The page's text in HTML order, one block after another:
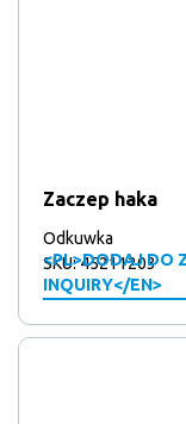
Zaczep haka
Odkuwka
<PL>DODAJ DO
INQUIRY</EN>
SKU: 45211203